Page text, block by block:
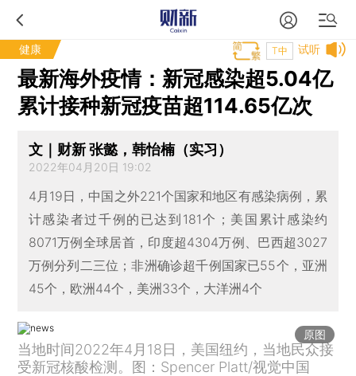
健康 试听
T中
最新海外疫情：新冠感染超5.04亿
累计接种新冠疫苗超114.65亿次
文｜财新 张懿，韩怡楠（实习）
2022年04月20日 19:02
4月19日，中国之外221个国家和地区有感染病例，累
计感染者过千例的已达到181个；美国累计感染约
8071万例全球居首，印度超4304万例、巴西超3027
万例分列二三位；非洲确诊超千例国家已55个，亚洲
45个，欧洲44个，美洲33个，大洋洲4个
原图
当地时间2022年4月18日，美国纽约，当地民众接
受新冠核酸检测。图：Spencer Platt/视觉中国